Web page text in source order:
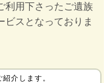
利用下さったご遺族
ビスとなっておりま
介します。